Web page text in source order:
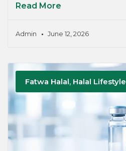
Read More
Admin June 12, 2026
Fatwa Halal, Halal Lifestyle